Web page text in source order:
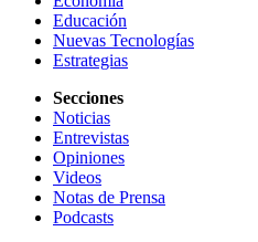
Educación
Nuevas Tecnologías
Estrategias
Secciones
Noticias
Entrevistas
Opiniones
Videos
Notas de Prensa
Podcasts